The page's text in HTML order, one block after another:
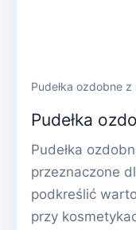
Pudełka ozdobne
Pudełka
Pudełka
przeznaczone
podkreślić
przy